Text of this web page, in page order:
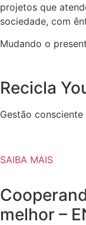
projetos que
sociedade, com
Mudando o
Recicla
Gestão
SAIBA MAIS
melhor –